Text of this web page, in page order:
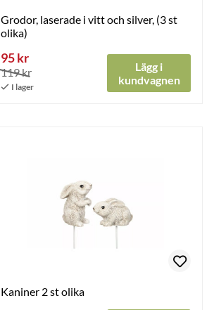
Grodor, laserade i vitt och silver, (3 st
olika)
95 kr
119 kr
Lägg i
kundvagnen
Kaniner 2 st olika